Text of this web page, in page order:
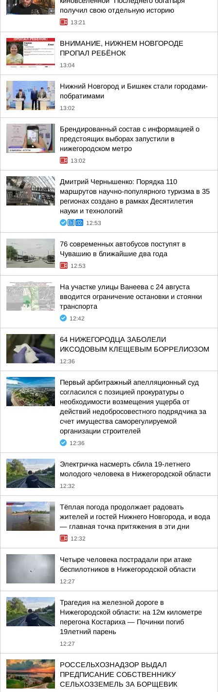
получил свою отдельную историю
13:21
ВНИМАНИЕ, НИЖНЕМ НОВГОРОДЕ
ПРОПАЛ РЕБЁНОК
13:04
Нижний Новгород и Бишкек стали городами-
побратимами
13:02
Брендированный состав с информацией о
предстоящих выборах запустили в
нижегородском метро
13:02
Дмитрий Чернышенко: Порядка 110
маршрутов научно-популярного туризма в 35
регионах создано в рамках Десятилетия
науки и технологий
12:53
76 современных автобусов поступят в
Чувашию в ближайшие два года
12:53
На участке улицы Ванеева с 24 августа
вводится ограничение остановки и стоянки
транспорта
12:42
64 НИЖЕГОРОДЦА ЗАБОЛЕЛИ
ИКСОДОВЫМ КЛЕЩЕВЫМ БОРРЕЛИОЗОМ
12:36
Первый арбитражный апелляционный суд
согласился с позицией прокуратуры о
необходимости возмещения ущерба от
действий недобросовестного подрядчика за
счет имущества саморегулируемой
организации строителей
12:36
Электричка насмерть сбила 19-летнего
молодого человека в Нижегородской области
12:32
Тёплая погода продолжает радовать
жителей и гостей Нижнего Новгорода, и вода
— главная точка притяжения в эти дни
12:32
Четыре человека пострадали при атаке
беспилотников в Нижегородской области
12:27
Трагедия на железной дороге в
Нижегородской области: на 12м километре
перегона Костариха — Починки погиб
19летний парень
12:27
РОССЕЛЬХОЗНАДЗОР ВЫДАЛ
ПРЕДПИСАНИЕ СОБСТВЕННИКУ
СЕЛЬХОЗЗЕМЕЛЬ ЗА БОРЩЕВИК